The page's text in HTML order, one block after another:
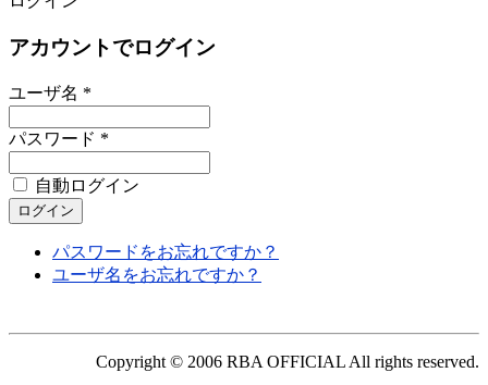
アカウントでログイン
ユーザ名 *
パスワード *
自動ログイン
パスワードをお忘れですか？
ユーザ名をお忘れですか？
Copyright © 2006 RBA OFFICIAL All rights reserved.